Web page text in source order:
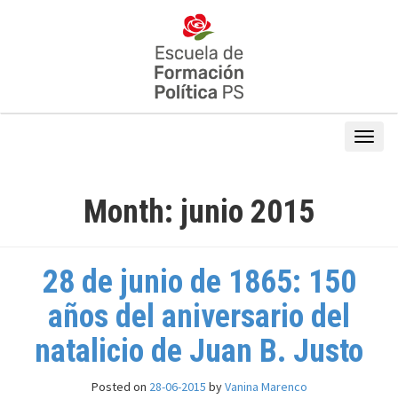
Month: junio 2015
28 de junio de 1865: 150
años del aniversario del
natalicio de Juan B. Justo
Posted on 28-06-2015 byVanina Marenco